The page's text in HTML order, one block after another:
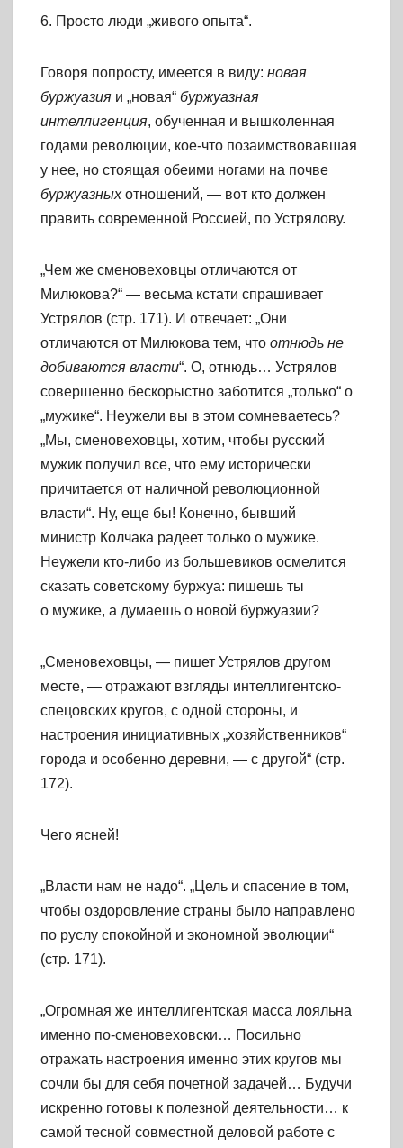
6. Просто люди „живого опыта“.
Говоря попросту, имеется в виду: новая
буржуазия и „новая“ буржуазная
интеллигенция, обученная и вышколенная
годами революции, кое-что позаимствовавшая
у нее, но стоящая обеими ногами на почве
буржуазныхотношений, — вот кто должен
править современной Россией, по Устрялову.
„Чем же сменовеховцы отличаются от
Милюкова?“ — весьма кстати спрашивает
Устрялов (стр. 171). И отвечает: „Они
отличаются от Милюкова тем, что отнюдь не
добиваются власти“. О, отнюдь… Устрялов
совершенно бескорыстно заботится „только“ о
„мужике“. Неужели вы в этом сомневаетесь?
„Мы, сменовеховцы, хотим, чтобы русский
мужик получил все, что ему исторически
причитается от наличной революционной
власти“. Ну, еще бы! Конечно, бывший
министр Колчака радеет только о мужике.
Неужели кто-либо из большевиков осмелится
сказать советскому буржуа: пишешь ты
о мужике, а думаешь о новой буржуазии?
„Сменовеховцы, — пишет Устрялов другом
месте, — отражают взгляды интеллигентско-
спецовских кругов, с одной стороны, и
настроения инициативных „хозяйственников“
города и особенно деревни, — с другой“ (стр.
172).
Чего ясней!
„Власти нам не надо“. „Цель и спасение в том,
чтобы оздоровление страны было направлено
по руслу спокойной и экономной эволюции“
(стр. 171).
„Огромная же интеллигентская масса лояльна
именно по-сменовеховски… Посильно
отражать настроения именно этих кругов мы
сочли бы для себя почетной задачей… Будучи
искренно готовы к полезной деятельности… к
самой тесной совместной деловой работе с